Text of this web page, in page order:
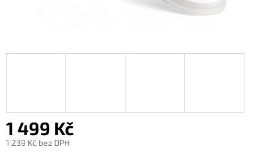
1 499 Kč
1 239 Kč bez DPH